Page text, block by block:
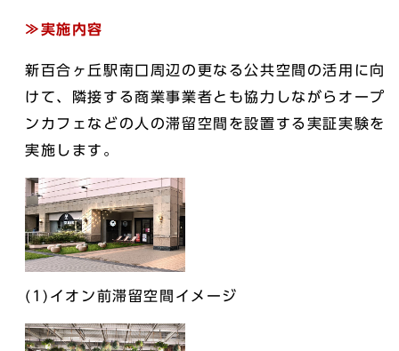
≫実施内容
新百合ヶ丘駅南口周辺の更なる公共空間の活用に向
けて、隣接する商業事業者とも協力しながらオープ
ンカフェなどの人の滞留空間を設置する実証実験を
実施します。
(1)イオン前滞留空間イメージ